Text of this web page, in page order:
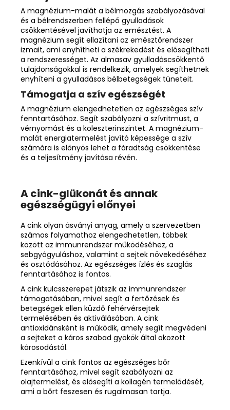
A magnézium-malát a bélmozgás szabályozásával
és a bélrendszerben fellépő gyulladások
csökkentésével javíthatja az emésztést. A
magnézium segít ellazítani az emésztőrendszer
izmait, ami enyhítheti a székrekedést és elősegítheti
a rendszerességet. Az almasav gyulladáscsökkentő
tulajdonságokkal is rendelkezik, amelyek segíthetnek
enyhíteni a gyulladásos bélbetegségek tüneteit.
Támogatja a szív egészségét
A magnézium elengedhetetlen az egészséges szív
fenntartásához. Segít szabályozni a szívritmust, a
vérnyomást és a koleszterinszintet. A magnézium-
malát energiatermelést javító képessége a szív
számára is előnyös lehet a fáradtság csökkentése
és a teljesítmény javítása révén.
A cink-glükonát és annak
egészségügyi előnyei
A cink olyan ásványi anyag, amely a szervezetben
számos folyamathoz elengedhetetlen, többek
között az immunrendszer működéséhez, a
sebgyógyuláshoz, valamint a sejtek növekedéséhez
és osztódásához. Az egészséges ízlés és szaglás
fenntartásához is fontos.
A cink kulcsszerepet játszik az immunrendszer
támogatásában, mivel segít a fertőzések és
betegségek ellen küzdő fehérvérsejtek
termelésében és aktiválásában. A cink
antioxidánsként is működik, amely segít megvédeni
a sejteket a káros szabad gyökök által okozott
károsodástól.
Ezenkívül a cink fontos az egészséges bőr
fenntartásához, mivel segít szabályozni az
olajtermelést, és elősegíti a kollagén termelődését,
ami a bőrt feszesen és rugalmasan tartja.